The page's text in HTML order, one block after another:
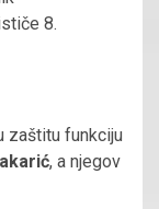
8.
zaštitu funkciju
, a njegov